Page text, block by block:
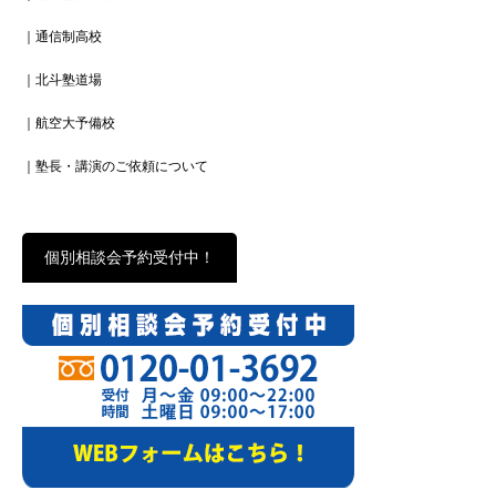
｜通信制高校
｜北斗塾道場
｜航空大予備校
｜塾長・講演のご依頼について
個別相談会予約受付中！